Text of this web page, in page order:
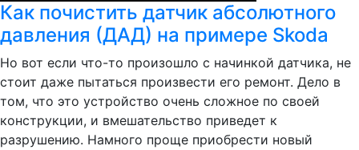
Как почистить датчик абсолютного
давления (ДАД) на примере Skoda
Но вот если что-то произошло с начинкой датчика, не
стоит даже пытаться произвести его ремонт. Дело в
том, что это устройство очень сложное по своей
конструкции, и вмешательство приведет к
разрушению. Намного проще приобрести новый